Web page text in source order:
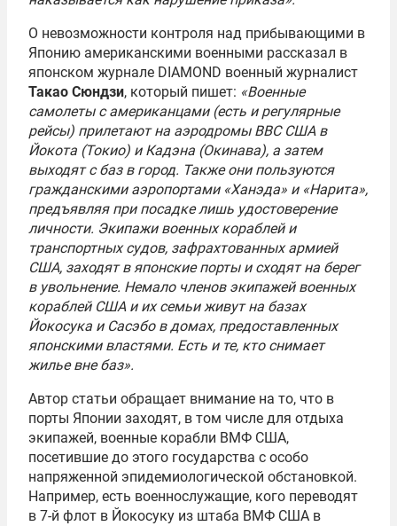
О невозможности контроля над прибывающими в
Японию американскими военными рассказал в
японском журнале DIAMOND военный журналист
Такао Сюндзи, который пишет: «Военные
самолеты с американцами (есть и регулярные
рейсы) прилетают на аэродромы ВВС США в
Йокота (Токио) и Кадэна (Окинава), а затем
выходят с баз в город. Также они пользуются
гражданскими аэропортами «Ханэда» и «Нарита»,
предъявляя при посадке лишь удостоверение
личности. Экипажи военных кораблей и
транспортных судов, зафрахтованных армией
США, заходят в японские порты и сходят на берег
в увольнение. Немало членов экипажей военных
кораблей США и их семьи живут на базах
Йокосука и Сасэбо в домах, предоставленных
японскими властями. Есть и те, кто снимает
жилье вне баз».
Автор статьи обращает внимание на то, что в
порты Японии заходят, в том числе для отдыха
экипажей, военные корабли ВМФ США,
посетившие до этого государства с особо
напряженной эпидемиологической обстановкой.
Например, есть военнослужащие, кого переводят
в 7-й флот в Йокосуку из штаба ВМФ США в